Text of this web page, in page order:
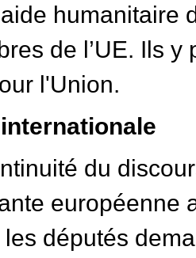
humanitaire
de l’UE. Ils
l'Union.
du
européenne
députés